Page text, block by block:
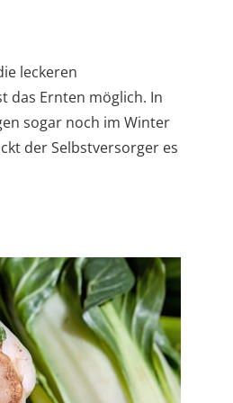
leckeren
das Ernten möglich. In
sogar noch im Winter
der Selbstversorger es